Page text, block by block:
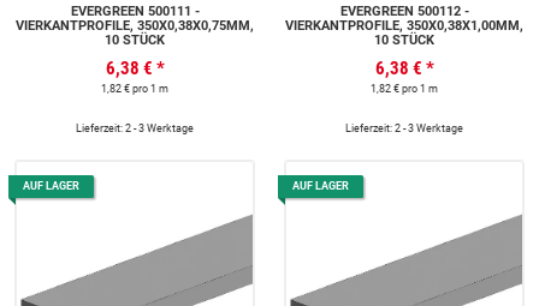
EVERGREEN 500111 -
VIERKANTPROFILE, 350X0,38X0,75MM,
10 STÜCK
6,38 € *
1,82 € pro 1 m
Lieferzeit: 2 - 3 Werktage
EVERGREEN 500112 -
VIERKANTPROFILE, 350X0,38X1,00MM,
10 STÜCK
6,38 € *
1,82 € pro 1 m
Lieferzeit: 2 - 3 Werktage
AUF LAGER AUF LAGER